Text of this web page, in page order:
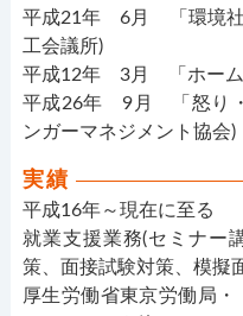
平成21年 6月 「環境社
工会議所)
平成12年 3月 「ホーム
平成26年 9月 「怒り・
ンガーマネジメント協会)
実績
平成16年～現在に至る
就業支援業務(セミナー
策、面接試験対策、模擬
厚生労働省東京労働局